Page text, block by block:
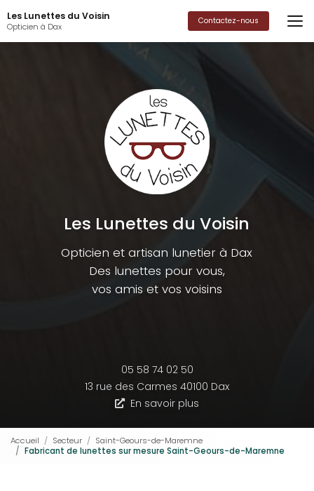
au
contenu
principal
Les Lunettes du Voisin
Opticien à Dax Contactez-nous
Les Lunettes du Voisin
Opticien et artisan lunetier à Dax
Des lunettes pour vous,
vos amis et vos voisins
05 58 74 02 50
13 rue des Carmes 40100 Dax
En savoir plus
Accueil Secteur
Saint-Geours-de-Maremne
Fabricant de lunettes sur mesure Saint-Geours-de-Maremne